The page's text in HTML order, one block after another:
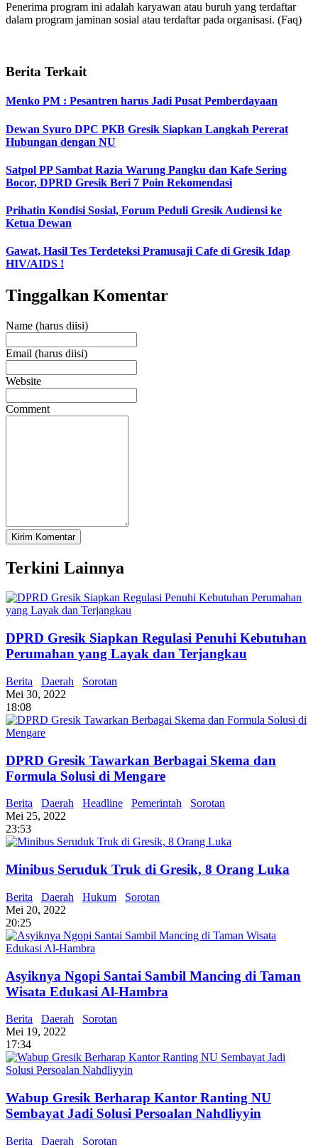
Penerima program ini adalah karyawan atau buruh yang terdaftar
dalam program jaminan sosial atau terdaftar pada organisasi. (Faq)
Berita Terkait
Menko PM : Pesantren harus Jadi Pusat Pemberdayaan
Dewan Syuro DPC PKB Gresik Siapkan Langkah Pererat
Hubungan dengan NU
Satpol PP Sambat Razia Warung Pangku dan Kafe Sering
Bocor, DPRD Gresik Beri 7 Poin Rekomendasi
Prihatin Kondisi Sosial, Forum Peduli Gresik Audiensi ke
Ketua Dewan
Gawat, Hasil Tes Terdeteksi Pramusaji Cafe di Gresik Idap
HIV/AIDS !
Tinggalkan Komentar
Name (harus diisi)
Email (harus diisi)
Website
Comment
Terkini Lainnya
DPRD Gresik Siapkan Regulasi Penuhi Kebutuhan
Perumahan yang Layak dan Terjangkau
Berita Daerah
Sorotan
Mei 30, 2022
18:08
DPRD Gresik Tawarkan Berbagai Skema dan
Formula Solusi di Mengare
Berita Daerah Headline Pemerintah
Sorotan
Mei 25, 2022
23:53
Minibus Seruduk Truk di Gresik, 8 Orang Luka
Berita Daerah Hukum
Sorotan
Mei 20, 2022
20:25
Asyiknya Ngopi Santai Sambil Mancing di Taman
Wisata Edukasi Al-Hambra
Berita Daerah
Sorotan
Mei 19, 2022
17:34
Wabup Gresik Berharap Kantor Ranting NU
Sembayat Jadi Solusi Persoalan Nahdliyyin
Berita Daerah Sorotan